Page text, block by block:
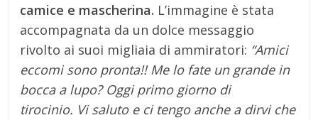
camice e mascherina. L’immagine è stata
accompagnata da un dolce messaggio
rivolto ai suoi migliaia di ammiratori: “Amici
eccomi sono pronta!! Me lo fate un grande in
bocca a lupo? Oggi primo giorno di
tirocinio. Vi saluto e ci tengo anche a dirvi che